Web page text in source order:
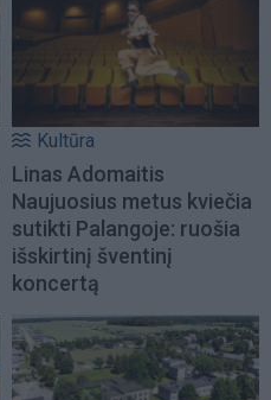
Kultūra
Linas Adomaitis
Naujuosius metus kviečia
sutikti Palangoje: ruošia
išskirtinį šventinį
koncertą